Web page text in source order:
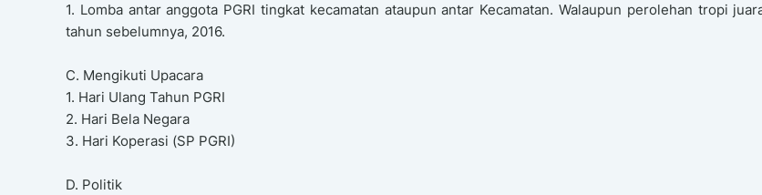
1. Lomba antar anggota PGRI tingkat kecamatan ataupun antar Kecamatan. Walaupun perolehan tropi
tahun sebelumnya, 2016.
C. Mengikuti Upacara
1. Hari Ulang Tahun PGRI
2. Hari Bela Negara
3. Hari Koperasi (SP PGRI)
D. Politik